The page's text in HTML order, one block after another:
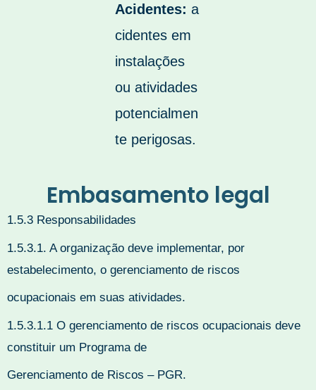
Acidentes: a
cidentes em
instalações
ou atividades
potencialmen
te perigosas.
Embasamento legal
1.5.3 Responsabilidades
1.5.3.1. A organização deve implementar, por
estabelecimento, o gerenciamento de riscos
ocupacionais em suas atividades.
1.5.3.1.1 O gerenciamento de riscos ocupacionais deve
constituir um Programa de
Gerenciamento de Riscos – PGR.